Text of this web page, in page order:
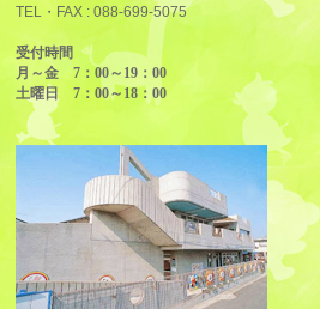
TEL・FAX :088-699-5075
受付時間
月～金 7：00～19：00
土曜日 7：00～18：00